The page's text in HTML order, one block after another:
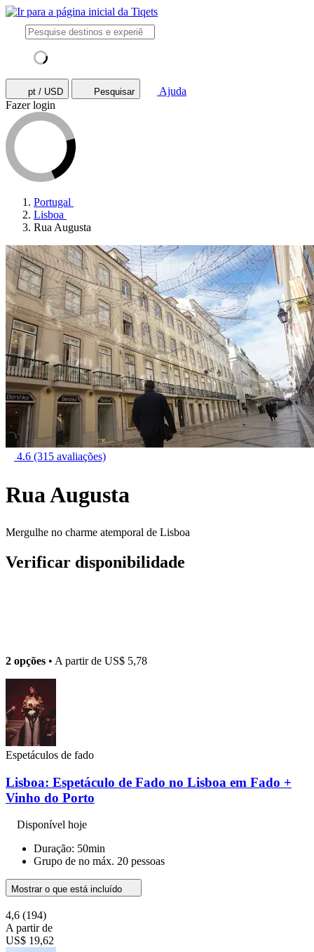
pt / USD Pesquisar
Ajuda
Fazer login
Portugal
Lisboa
Rua Augusta
4.6 (315 avaliações)
Rua Augusta
Mergulhe no charme atemporal de Lisboa
Verificar disponibilidade
2 opções • A partir de US$ 5,78
Espetáculos de fado
Lisboa: Espetáculo de Fado no Lisboa em Fado +
Vinho do Porto
Disponível hoje
Duração: 50min
Grupo de no máx. 20 pessoas
Mostrar o que está incluído
4,6 (194)
A partir de
US$ 19,62